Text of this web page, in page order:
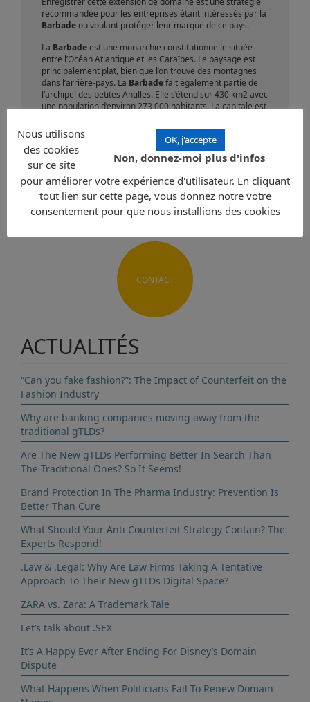
recommandée pour les entreprises étant intéressés par la
Barbadeou voulant protéger leur marque de ce pays.
La Barbadeest une monarchie constitutionnelle située
entre l’Océan Atlantique et les Caraïbes. Le paysage est
principalement plat, bien que l’on trouve des montagnes
dans l’arrière-pays. La Barbadefait également partie de
l’archipel des petites Antilles. Elle s’étend sur 430 km2 avec
une population d’environ 273 000 habitants. La capitale est
locale est le Dollar barbadien. Les langues officielles sont
l’Anglais, l’Hindi et le Bajan.
Envoyer une demande
CONTACT
ACTUALITÉS
“Can you fake fashion?”: The Impact of Counterfeit on the
Fashion Industry
Why are banking companies moving away from the
traditional gTLDs?
Are The New gTLDs Performing Better In Search Than
The Traditional Ones? So It Seems!
Brand Protection In The Pharma Industry: Prevention Is
Better Than Cure
What Should Your Anti Counterfeit Strategy Contain? The
Experts Respond!
.Law & .Legal: Why Are Law Firms Taking A Tentative
Approach To Their New gTLDs Digital Space?
ZARA vs. Zara: A Trademark Tale
Let’s talk about .SEX
It’s A Happy Ever After Ending For Disney’s Domain
Dispute
What Happens When Politicians Fail To Renew Domain
OK, j'accepte
Non, donnez-moi plus d'infos
Nous utilisons
des cookies
sur ce site
pour améliorer votre expérience d'utilisateur. En cliquant
tout lien sur cette page, vous donnez notre votre
consentement pour que nous installions des cookies